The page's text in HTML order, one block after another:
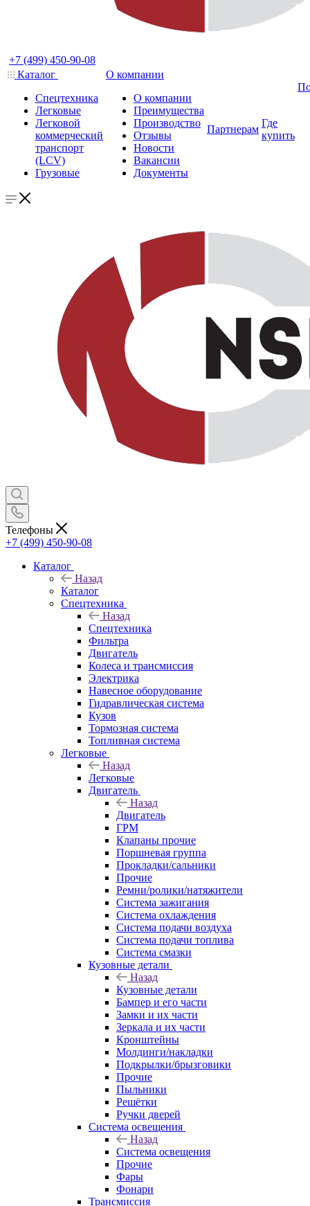
+7 (499) 450-90-08
Каталог
Спецтехника
Легковые
Легковой
коммерческий
транспорт
(LCV)
Грузовые
О компании
О компании
Преимущества
Производство
Отзывы
Новости
Вакансии
Документы
Партнерам
Где
купить
Телефоны
+7 (499) 450-90-08
Каталог
Назад
Каталог
Спецтехника
Назад
Спецтехника
Фильтра
Двигатель
Колеса и трансмиссия
Электрика
Навесное оборудование
Гидравлическая система
Кузов
Тормозная система
Топливная система
Легковые
Назад
Легковые
Двигатель
Назад
Двигатель
ГРМ
Клапаны прочие
Поршневая группа
Прокладки/сальники
Прочие
Ремни/ролики/натяжители
Система зажигания
Система охлаждения
Система подачи воздуха
Система подачи топлива
Система смазки
Кузовные детали
Назад
Кузовные детали
Бампер и его части
Замки и их части
Зеркала и их части
Кронштейны
Молдинги/накладки
Подкрылки/брызговики
Прочие
Пыльники
Решётки
Ручки дверей
Система освещения
Назад
Система освещения
Прочие
Фары
Фонари
Трансмиссия